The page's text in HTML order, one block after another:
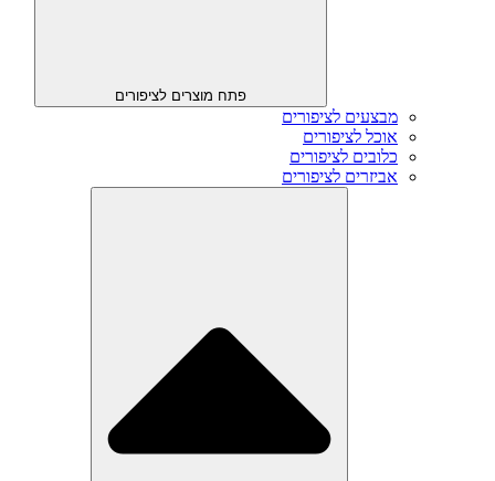
פתח מוצרים לציפורים
מבצעים לציפורים
אוכל לציפורים
כלובים לציפורים
אביזרים לציפורים